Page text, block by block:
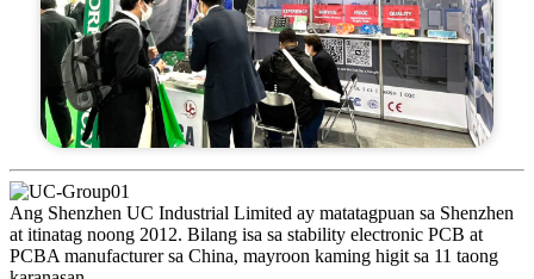
Ang Shenzhen UC Industrial Limited ay matatagpuan sa Shenzhen
at itinatag noong 2012. Bilang isa sa stability electronic PCB at
PCBA manufacturer sa China, mayroon kaming higit sa 11 taong